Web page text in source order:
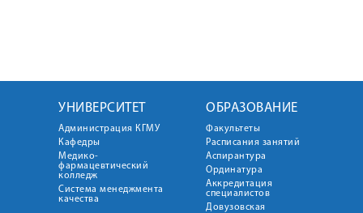
УНИВЕРСИТЕТ
Администрация КГМУ
Кафедры
Медико-
фармацевтический
колледж
Система менеджмента
качества
ОБРАЗОВАНИЕ
Факультеты
Расписания занятий
Аспирантура
Ординатура
Аккредитация
специалистов
Довузовская